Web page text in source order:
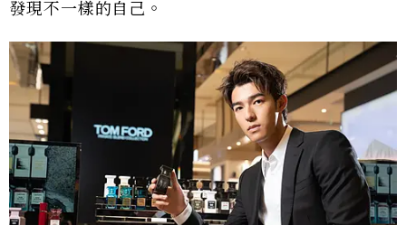
發現不一樣的自己。